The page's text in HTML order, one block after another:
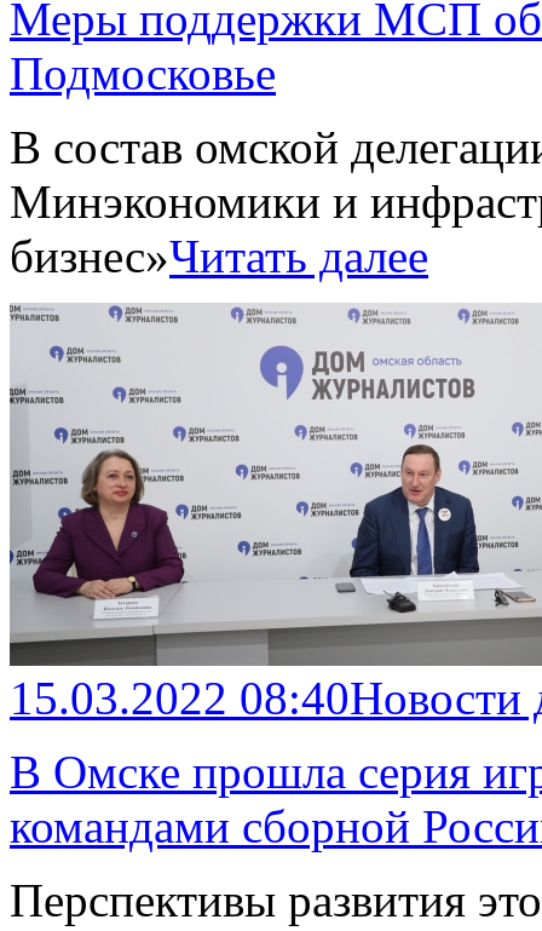
Меры поддержки МСП
Подмосковье
В состав омской
Минэкономики и
бизнес»Читать далее
15.03.2022 08:40
В Омске прошла серия
командами сборной
Перспективы развития